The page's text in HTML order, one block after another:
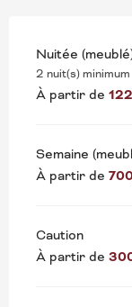
Nuitée
2 nuit(s) minimum
À partir de
Semaine
À partir de
Caution
À partir de